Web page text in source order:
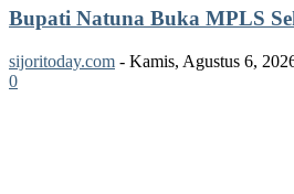
Bupati Natuna Buka MPLS
sijoritoday.com - Kamis, Agustus 6,
0